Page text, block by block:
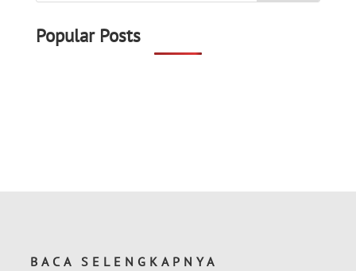
Popular Posts
BACA SELENGKAPNYA